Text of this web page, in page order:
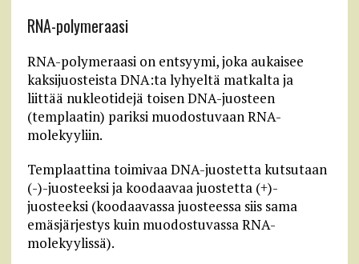
RNA-polymeraasi
RNA-polymeraasi on entsyymi, joka aukaisee
kaksijuosteista DNA:ta lyhyeltä matkalta ja
liittää nukleotidejä toisen DNA-juosteen
(templaatin) pariksi muodostuvaan RNA-
molekyyliin.
Templaattina toimivaa DNA-juostetta kutsutaan
(-)-juosteeksi ja koodaavaa juostetta (+)-
juosteeksi (koodaavassa juosteessa siis sama
emäsjärjestys kuin muodostuvassa RNA-
molekyylissä).